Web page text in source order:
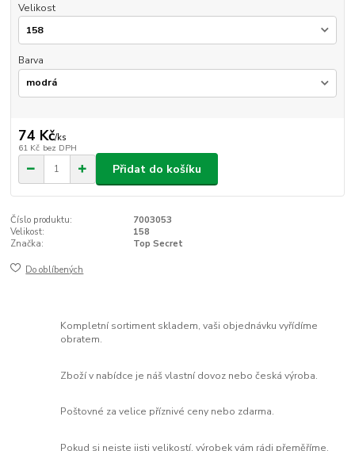
Velikost
Barva
74 Kč/ks
61 Kč bez DPH
Přidat do košíku
Číslo produktu:
7003053
Velikost:
158
Značka:
Top Secret
Do oblíbených
Kompletní sortiment skladem, vaši objednávku vyřídíme
obratem.
Zboží v nabídce je náš vlastní dovoz nebo česká výroba.
Poštovné za velice příznivé ceny nebo zdarma.
Pokud si nejste jisti velikostí, výrobek vám rádi přeměříme.